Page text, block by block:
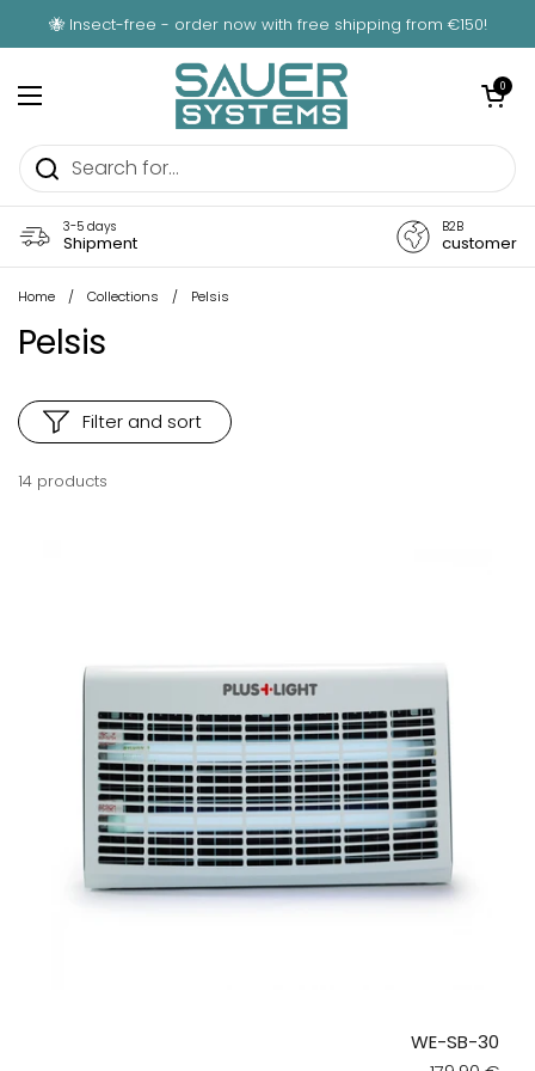
🐝 Insect-free - order now with free shipping from €150!
Open menu
Open
0
3-5 days
Shipment
B2B
customer
Home / Collections / Pelsis
Pelsis
14 products
Filter and sort
WE-SB-30